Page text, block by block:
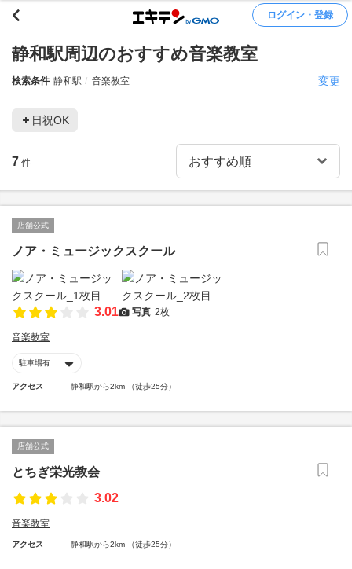
ログイン・登録
静和駅周辺のおすすめ音楽教室
検索条件 静和駅 音楽教室 変更
日祝OK
7 件
店舗公式
ノア・ミュージックスクール
3.01 写真 2枚
音楽教室
駐車場有
アクセス 静和駅から2km （徒歩25分）
店舗公式
とちぎ栄光教会
3.02
音楽教室
アクセス 静和駅から2km （徒歩25分）